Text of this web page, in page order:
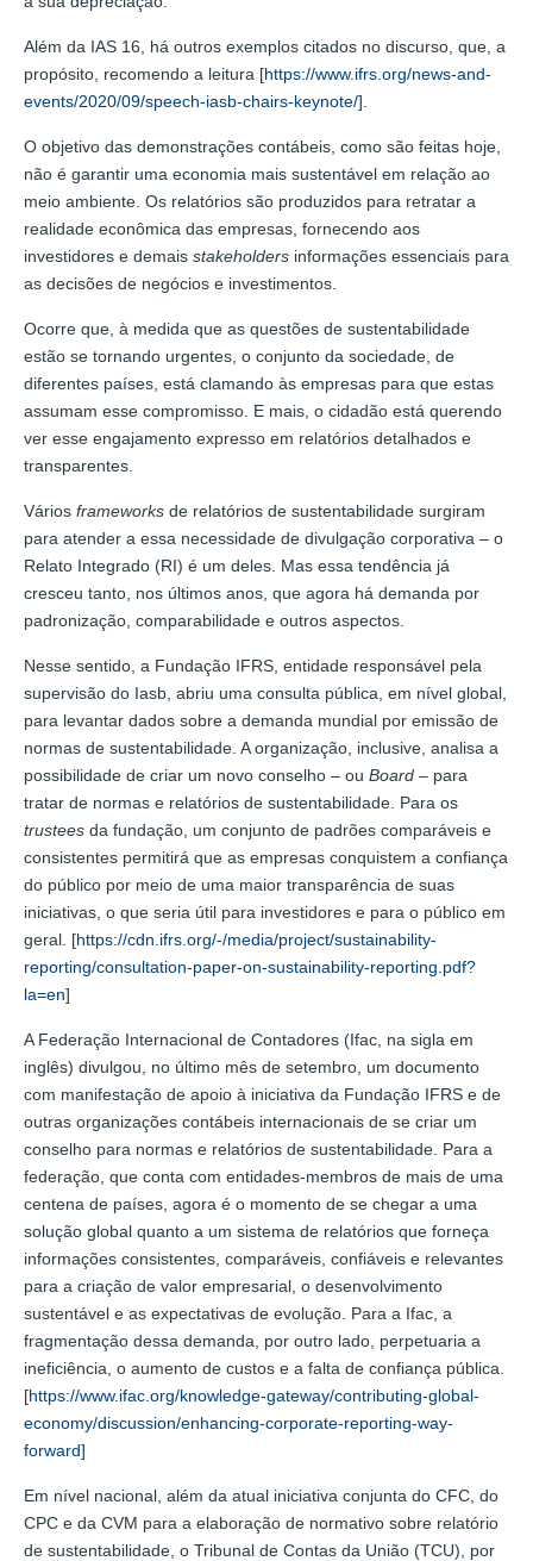
Além da IAS 16, há outros exemplos citados no discurso, que, a
propósito, recomendo a leitura [https://www.ifrs.org/news-and-
events/2020/09/speech-iasb-chairs-keynote/].
O objetivo das demonstrações contábeis, como são feitas hoje,
não é garantir uma economia mais sustentável em relação ao
meio ambiente. Os relatórios são produzidos para retratar a
realidade econômica das empresas, fornecendo aos
investidores e demais stakeholders informações essenciais para
as decisões de negócios e investimentos.
Ocorre que, à medida que as questões de sustentabilidade
estão se tornando urgentes, o conjunto da sociedade, de
diferentes países, está clamando às empresas para que estas
assumam esse compromisso. E mais, o cidadão está querendo
ver esse engajamento expresso em relatórios detalhados e
transparentes.
Vários frameworks de relatórios de sustentabilidade surgiram
para atender a essa necessidade de divulgação corporativa – o
Relato Integrado (RI) é um deles. Mas essa tendência já
cresceu tanto, nos últimos anos, que agora há demanda por
padronização, comparabilidade e outros aspectos.
Nesse sentido, a Fundação IFRS, entidade responsável pela
supervisão do Iasb, abriu uma consulta pública, em nível global,
para levantar dados sobre a demanda mundial por emissão de
normas de sustentabilidade. A organização, inclusive, analisa a
possibilidade de criar um novo conselho – ou Board – para
tratar de normas e relatórios de sustentabilidade. Para os
trustees da fundação, um conjunto de padrões comparáveis e
consistentes permitirá que as empresas conquistem a confiança
do público por meio de uma maior transparência de suas
iniciativas, o que seria útil para investidores e para o público em
geral. [https://cdn.ifrs.org/-/media/project/sustainability-
reporting/consultation-paper-on-sustainability-reporting.pdf?
la=en]
A Federação Internacional de Contadores (Ifac, na sigla em
inglês) divulgou, no último mês de setembro, um documento
com manifestação de apoio à iniciativa da Fundação IFRS e de
outras organizações contábeis internacionais de se criar um
conselho para normas e relatórios de sustentabilidade. Para a
federação, que conta com entidades-membros de mais de uma
centena de países, agora é o momento de se chegar a uma
solução global quanto a um sistema de relatórios que forneça
informações consistentes, comparáveis, confiáveis e relevantes
para a criação de valor empresarial, o desenvolvimento
sustentável e as expectativas de evolução. Para a Ifac, a
fragmentação dessa demanda, por outro lado, perpetuaria a
ineficiência, o aumento de custos e a falta de confiança pública.
[https://www.ifac.org/knowledge-gateway/contributing-global-
economy/discussion/enhancing-corporate-reporting-way-
forward]
Em nível nacional, além da atual iniciativa conjunta do CFC, do
CPC e da CVM para a elaboração de normativo sobre relatório
de sustentabilidade, o Tribunal de Contas da União (TCU), por